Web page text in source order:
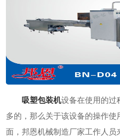
吸塑包装机设备在使用的过
多的，那么关于该设备的操作
面，邦恩机械制造厂家工作人员